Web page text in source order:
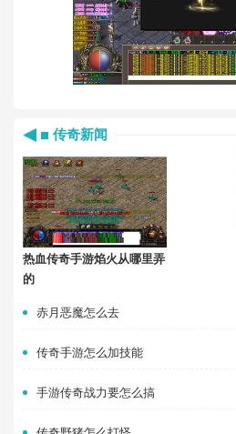
传奇新闻
热血传奇手游焰火从哪里弄
的
赤月恶魔怎么去
传奇手游怎么加技能
手游传奇战力要怎么搞